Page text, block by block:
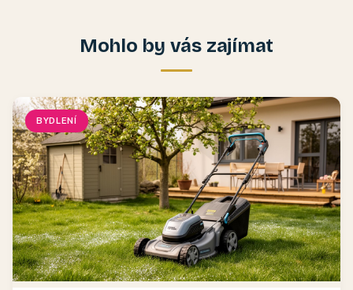
Mohlo by vás zajímat
BYDLENÍ